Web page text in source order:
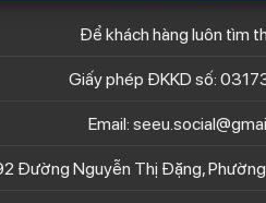
Để khách hàng luôn tìm
Giấy phép ĐKKD số:
Email:
Đường Nguyễn Thị Đặng, Phường